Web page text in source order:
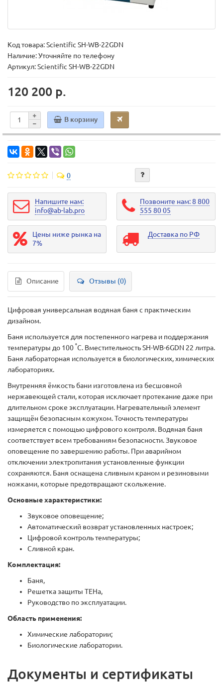
Код товара:Scientific SH-WB-22GDN
Наличие: Уточняйте по телефону
Артикул: Scientific SH-WB-22GDN
120 200 р.
В корзину
0
Напишите нам:
info@ab-lab.pro
Позвоните нам: 8 800
555 80 05
Цены ниже рынка на
7%
Доставка по РФ
Описание Отзывы (0)
Цифровая универсальная водяная баня с практическим
дизайном.
Баня используется для постепенного нагрева и поддержания
температуры до 100 °С. Вместительность SH-WB-6GDN 22 литра.
Баня лабораторная используется в биологических, химических
лабораториях.
Внутренняя ёмкость бани изготовлена из бесшовной
нержавеющей стали, которая исключает протекание даже при
длительном сроке эксплуатации. Нагревательный элемент
защищён безопасным кожухом. Точность температуры
измеряется с помощью цифрового контроля. Водяная баня
соответствует всем требованиям безопасности. Звуковое
оповещение по завершению работы. При аварийном
отключении электропитания установленные функции
сохраняются. Баня оснащена сливным краном и резиновыми
ножками, которые предотвращают скольжение.
Основные характеристики:
Звуковое оповещение;
Автоматический возврат установленных настроек;
Цифровой контроль температуры;
Сливной кран.
Комплектация:
Баня,
Решетка защиты ТЕНа,
Руководство по эксплуатации.
Область применения:
Химические лаборатории;
Биологические лаборатории.
Документы и сертификаты